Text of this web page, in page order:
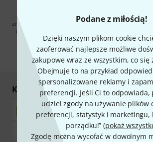
Podane z miłością!
Dzięki naszym plikom cookie
zaoferować najlepsze możliwe
zakupowe wraz ze wszystkim, co się
Obejmuje to na przykład
spersonalizowane reklamy i
preferencji. Jeśli Ci to odpowiada,
udziel zgody na używanie plików
preferencji, statystyk i marketingu,
porządku!” (pokaż
Zgodę można wycofać w dowolnym
materialów reklamowych przesyłanych drogą
zrezygnować z subskrypcji w dowolnym
temat newslettera można znaleźć w naszych
ochrony danych ososbowych.
* Wymagany
Kupuj i płać bezpiecznie